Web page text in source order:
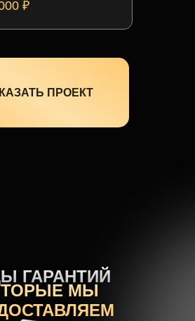
₽
ПРОЕКТ
МЫ
ГАРАНТИЙ